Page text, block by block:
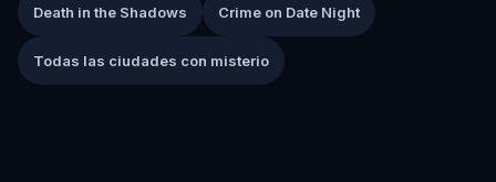
Death in the Shadows Crime on Date Night
Todas las ciudades con misterio